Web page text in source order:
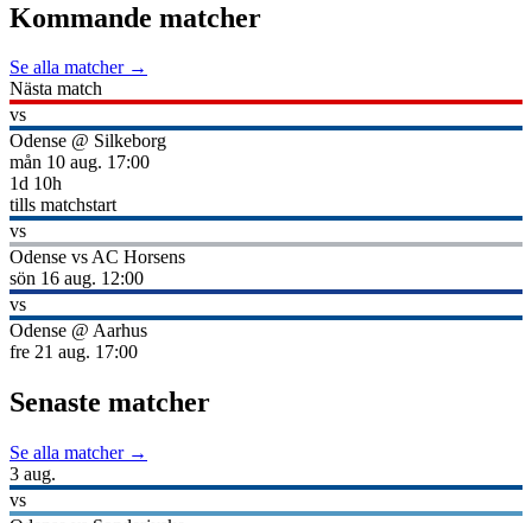
Kommande matcher
Se alla matcher →
Nästa match
vs
Odense @ Silkeborg
mån 10 aug. 17:00
1d 10h
tills matchstart
vs
Odense vsAC Horsens
sön 16 aug. 12:00
vs
Odense @ Aarhus
fre 21 aug. 17:00
Senaste matcher
Se alla matcher →
3 aug.
vs